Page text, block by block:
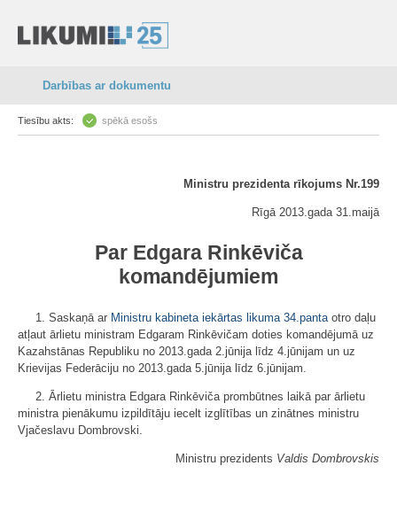
Darbības ar dokumentu
Tiesību akts: spēkā esošs
Ministru prezidenta rīkojums Nr.199
Rīgā 2013.gada 31.maijā
Par Edgara Rinkēviča
komandējumiem
1. Saskaņā ar Ministru kabineta iekārtas likuma 34.pantaotro daļu
atļaut ārlietu ministram Edgaram Rinkēvičam doties komandējumā uz
Kazahstānas Republiku no 2013.gada 2.jūnija līdz 4.jūnijam un uz
Krievijas Federāciju no 2013.gada 5.jūnija līdz 6.jūnijam.
2. Ārlietu ministra Edgara Rinkēviča prombūtnes laikā par ārlietu
ministra pienākumu izpildītāju iecelt izglītības un zinātnes ministru
Vjačeslavu Dombrovski.
Ministru prezidents Valdis Dombrovskis